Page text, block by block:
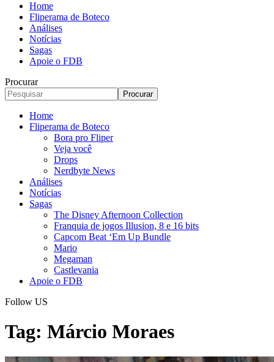
Home
Fliperama de Boteco
Análises
Notícias
Sagas
Apoie o FDB
Procurar
Home
Fliperama de Boteco
Bora pro Fliper
Veja você
Drops
Nerdbyte News
Análises
Notícias
Sagas
The Disney Afternoon Collection
Franquia de jogos Illusion, 8 e 16 bits
Capcom Beat ‘Em Up Bundle
Mario
Megaman
Castlevania
Apoie o FDB
Follow US
Tag: Márcio Moraes